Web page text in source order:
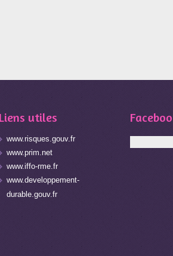
Liens utiles
www.risques.gouv.fr
www.prim.net
www.iffo-rme.fr
www.developpement-
durable.gouv.fr